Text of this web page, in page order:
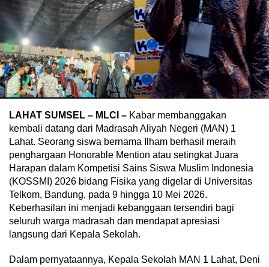
LAHAT SUMSEL – MLCI – Kabar membanggakan
kembali datang dari Madrasah Aliyah Negeri (MAN) 1
Lahat. Seorang siswa bernama Ilham berhasil meraih
penghargaan Honorable Mention atau setingkat Juara
Harapan dalam Kompetisi Sains Siswa Muslim Indonesia
(KOSSMI) 2026 bidang Fisika yang digelar di Universitas
Telkom, Bandung, pada 9 hingga 10 Mei 2026.
Keberhasilan ini menjadi kebanggaan tersendiri bagi
seluruh warga madrasah dan mendapat apresiasi
langsung dari Kepala Sekolah.
Dalam pernyataannya, Kepala Sekolah MAN 1 Lahat, Deni